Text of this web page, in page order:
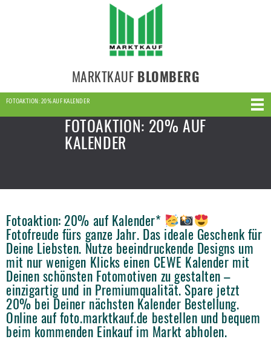
MARKTKAUF BLOMBERG
FOTOAKTION: 20% AUF KALENDER
FOTOAKTION: 20% AUF
KALENDER
Fotoaktion: 20% auf Kalender*
Fotofreude fürs ganze Jahr. Das ideale Geschenk für
Deine Liebsten. Nutze beeindruckende Designs um
mit nur wenigen Klicks einen CEWE Kalender mit
Deinen schönsten Fotomotiven zu gestalten –
einzigartig und in Premiumqualität. Spare jetzt
20% bei Deiner nächsten Kalender Bestellung.
Online auf foto.marktkauf.de bestellen und bequem
beim kommenden Einkauf im Markt abholen.